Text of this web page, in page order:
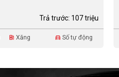
Trả trước: 107 triệu
ev_station Xăng directions_car Số tự động